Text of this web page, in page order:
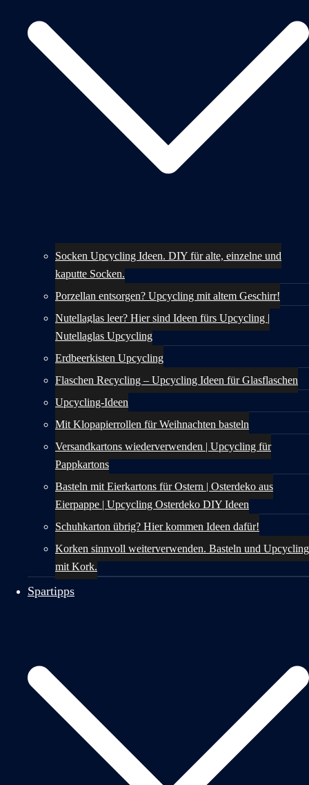
Socken Upcycling Ideen. DIY für alte, einzelne und
kaputte Socken.
Porzellan entsorgen? Upcycling mit altem Geschirr!
Nutellaglas leer? Hier sind Ideen fürs Upcycling |
Nutellaglas Upcycling
Erdbeerkisten Upcycling
Flaschen Recycling – Upcycling Ideen für Glasflaschen
Upcycling-Ideen
Mit Klopapierrollen für Weihnachten basteln
Versandkartons wiederverwenden | Upcycling für
Pappkartons
Basteln mit Eierkartons für Ostern | Osterdeko aus
Eierpappe | Upcycling Osterdeko DIY Ideen
Schuhkarton übrig? Hier kommen Ideen dafür!
Korken sinnvoll weiterverwenden. Basteln und Upcycling
mit Kork.
Spartipps